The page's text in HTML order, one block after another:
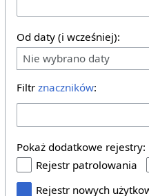
Od daty (i wcześniej):
Nie wybrano daty
Filtr znaczników:
Pokaż dodatkowe rejestry:
Rejestr patrolowania
Rejestr nowych